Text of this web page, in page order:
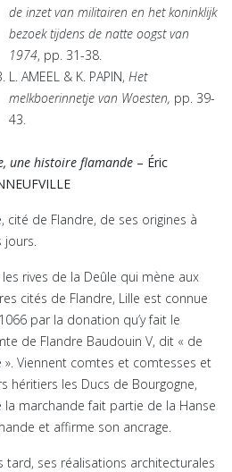
de inzet van militairen en het koninklijk
bezoek tijdens de natte oogst van
1974, pp. 31-38.
L. AMEEL & K. PAPIN, Het
melkboerinnetje van Woesten, pp. 39-
43.
une histoire flamande – Éric
cité de Flandre, de ses origines à
jours.
les rives de la Deûle qui mène aux
cités de Flandre, Lille est connue
par la donation qu’y fait le
de Flandre Baudouin V, dit « de
». Viennent comtes et comtesses et
héritiers les Ducs de Bourgogne,
la marchande fait partie de la Hanse
et affirme son ancrage.
tard, ses réalisations architecturales